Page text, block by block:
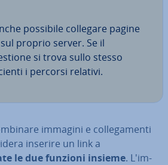
possibile collegare pagine
proprio server. Se il
si trova sullo stesso
i percorsi relativi.
immagini e col­le­ga­men­ti
inserire un link a
le due funzioni insieme. L'im­